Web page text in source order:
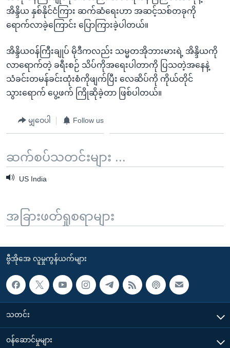
အိန္ဒိယ နှစ်နိုင်ငံကြား ဆက်ဆံရေးဟာ အဆင့်သစ်တခုကို
ရောက်လာခဲ့ကြောင်း ပြောကြားခဲ့ပါတယ်။
အိန္ဒိယဝန်ကြီးချုပ် မိုဒီကလည်း သမ္မတအိုဘားမားရဲ့ အိန္ဒိယကို
လာရောက်တဲ့ ခရီးစဉ် သိပ်ကိုအရေးပါတာကို ပြသတဲ့အနေနဲ့
သံခင်းတမန်ခင်းထုံးစံကိုဖျက်ပြီး လေဆိပ်ကို ကိုယ်တိုင်
သွားရောက် ပွေ့ဖက် ကြိုဆိုခဲ့တာ ဖြစ်ပါတယ်။
မျှဝေပါ Follow us
ဆက်စပ်သတင်းများ ...
US India
အခြားဖတ်ရှုစရာများ
ဗွီအိုအေ လူမှုကွန်ယက်များ
သတင်း
၀န်ဆောင်မှုများ